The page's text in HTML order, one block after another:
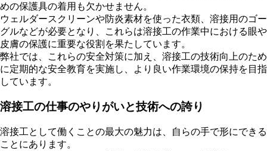
めの保護具の着用も欠かせません。
ウェルダースクリーンや防炎素材を使った衣類、溶接用のゴー
グルなどが必要となり、これらは溶接工の作業中における眼や
皮膚の保護に重要な役割を果たしています。
弊社では、これらの安全対策に加え、溶接工の技術向上のため
に定期的な安全教育を実施し、より良い作業環境の保持を目指
しています。
溶接工の仕事のやりがいと技術への誇り
溶接工として働くことの最大の魅力は、自らの手で形にできる
ことにあります。